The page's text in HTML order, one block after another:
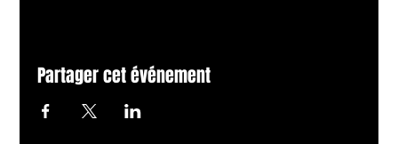
Partager cet événement